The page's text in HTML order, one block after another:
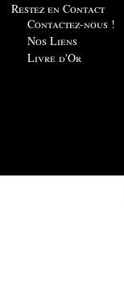
Restez en Contact
Contactez-nous !
Nos Liens
Livre d'Or